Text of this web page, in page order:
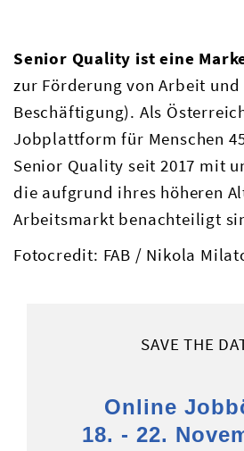
Senior Quality ist eine
zur Förderung von Arbeit und
Beschäftigung). Als
Jobplattform für Menschen
Senior Quality seit 2017 mit
die aufgrund ihres höheren
Arbeitsmarkt benachteiligt
Fotocredit: FAB / Nikola
SAVE THE
Online
18. - 22.